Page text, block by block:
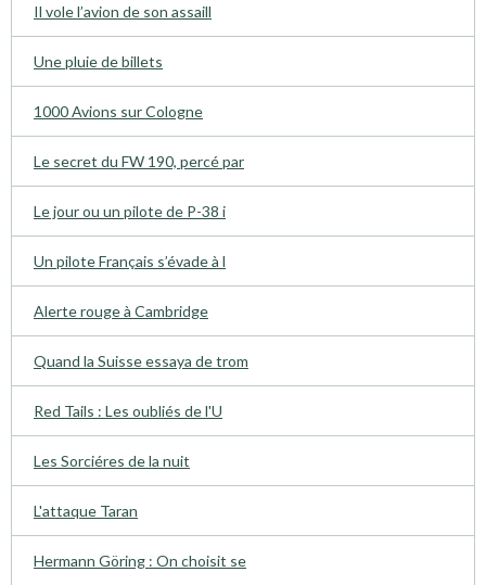
Il vole l’avion de son assaill
Une pluie de billets
1000 Avions sur Cologne
Le secret du FW 190, percé par
Le jour ou un pilote de P-38 i
Un pilote Français s’évade à l
Alerte rouge à Cambridge
Quand la Suisse essaya de trom
Red Tails : Les oubliés de l'U
Les Sorciéres de la nuit
L'attaque Taran
Hermann Göring : On choisit se